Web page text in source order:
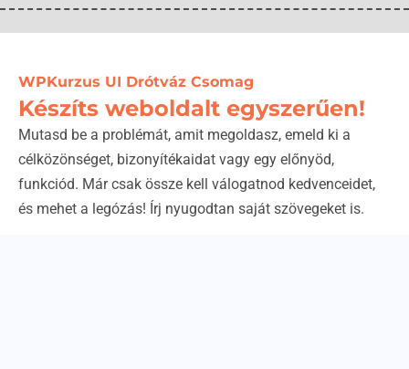
WPKurzus UI Drótváz Csomag
Készíts weboldalt egyszerűen!
Mutasd be a problémát, amit megoldasz, emeld ki a
célközönséget, bizonyítékaidat vagy egy előnyöd,
funkciód. Már csak össze kell válogatnod kedvenceidet,
és mehet a legózás! Írj nyugodtan saját szövegeket is.